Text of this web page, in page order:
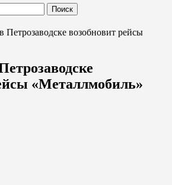
Петрозаводске возобновит рейсы
«Металлмобиль»